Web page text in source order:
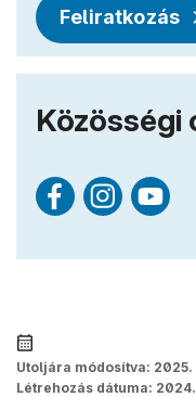
Feliratkozás
Közösségi
Utoljára módosítva: 2025.
Létrehozás dátuma: